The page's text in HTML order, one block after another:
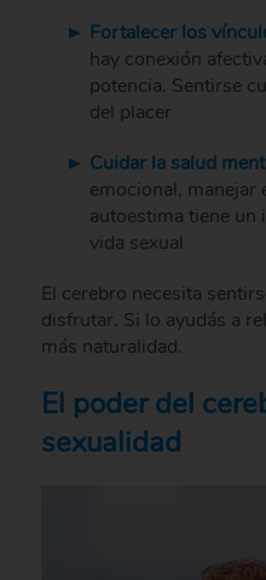
Fortalecer los
hay conexión
potencia. Sentirse
del placer
Cuidar la salud
emocional, manejar
autoestima tiene un
vida sexual
El cerebro necesita
disfrutar. Si lo ayudás a
más naturalidad.
El poder del
sexualidad